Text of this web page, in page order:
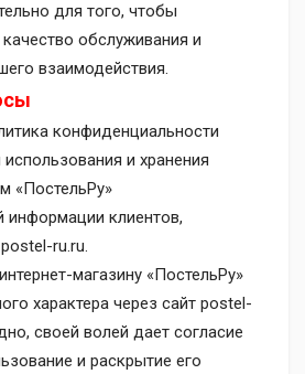
для того, чтобы
обслуживания и
взаимодействия.
конфиденциальности
и хранения
«ПостельРу»
клиентов,
ru.ru.
магазину «ПостельРу»
характера через сайт postel-
своей волей дает согласие
и раскрытие его